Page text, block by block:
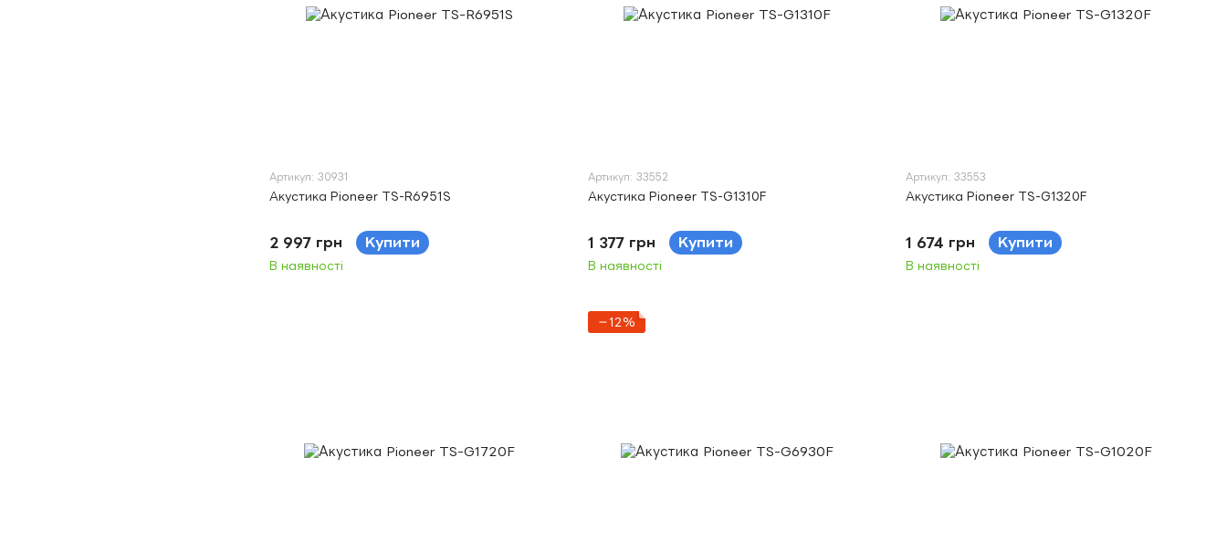
Артикул: 30931
Акустика Pioneer TS-R6951S
2 997 грн Купити
В наявності
Артикул: 33552
Акустика Pioneer TS-G1310F
1 377 грн Купити
В наявності
Артикул: 33553
Акустика Pioneer TS-G1320F
1 674 грн Купити
В наявності
−12%